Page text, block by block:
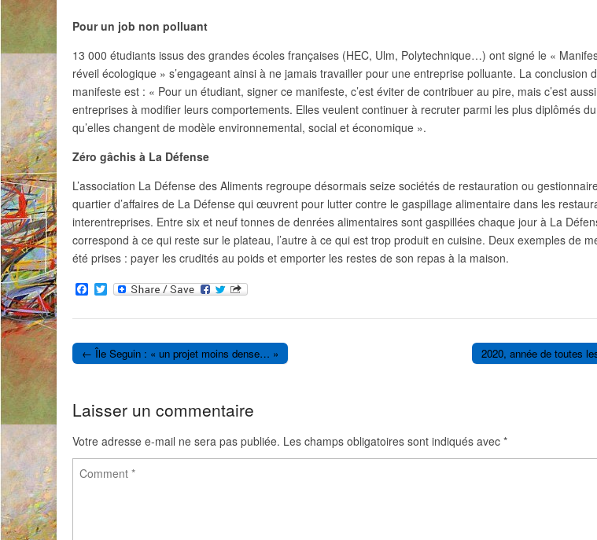
Pour un job non polluant
13 000 étudiants issus des grandes écoles françaises (HEC, Ulm, Polytechnique…) ont signé le «
réveil écologique » s’engageant ainsi à ne jamais travailler pour une entreprise polluante. La conclusion
manifeste est : « Pour un étudiant, signer ce manifeste, c’est éviter de contribuer au pire, mais c’est
entreprises à modifier leurs comportements. Elles veulent continuer à recruter parmi les plus diplômés
qu’elles changent de modèle environnemental, social et économique ».
Zéro gâchis à La Défense
L’association La Défense des Aliments regroupe désormais seize sociétés de restauration ou
quartier d’affaires de La Défense qui œuvrent pour lutter contre le gaspillage alimentaire dans les
interentreprises. Entre six et neuf tonnes de denrées alimentaires sont gaspillées chaque jour à La
correspond à ce qui reste sur le plateau, l’autre à ce qui est trop produit en cuisine. Deux exemples de
été prises : payer les crudités au poids et emporter les restes de son repas à la maison.
F
a
c
b
o
o
T
w
i
t
e
r
Post navigation
← Île Seguin : « un projet moins dense… » 2020, année de toutes
Laisser un commentaire
Votre adresse e-mail ne sera pas publiée. Les champs obligatoires sont indiqués avec *